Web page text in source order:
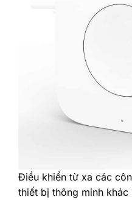
‎Điều khiển từ xa các
thiết bị thông minh